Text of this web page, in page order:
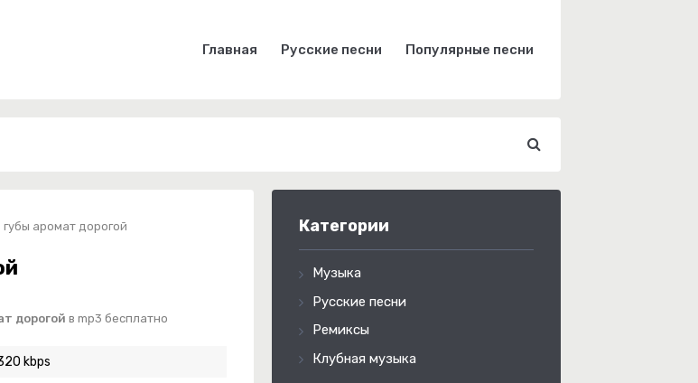
Главная Русские песни Популярные песни
губы аромат дорогой
дорогой в mp3 бесплатно
kbps
Категории
Музыка
Русские песни
Ремиксы
Клубная музыка